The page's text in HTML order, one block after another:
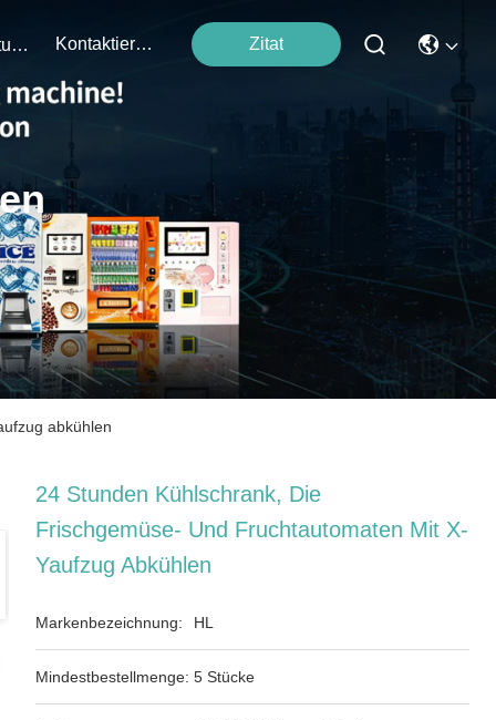
Veranstaltungen Kontaktieren Sie Uns Zitat
abkühlen
24 Stunden Kühlschrank, Die
Frischgemüse- Und Fruchtautomaten Mit X-
Yaufzug Abkühlen
Markenbezeichnung: HL
Mindestbestellmenge: 5 Stücke